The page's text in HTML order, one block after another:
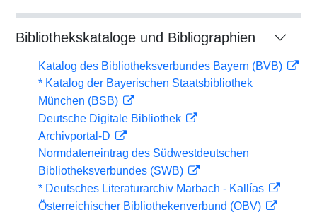
Bibliothekskataloge und Bibliographien
Katalog des Bibliotheksverbundes Bayern (BVB)
* Katalog der Bayerischen Staatsbibliothek
München (BSB)
Deutsche Digitale Bibliothek
Archivportal-D
Normdateneintrag des Südwestdeutschen
Bibliotheksverbundes (SWB)
* Deutsches Literaturarchiv Marbach - Kallías
Österreichischer Bibliothekenverbund (OBV)